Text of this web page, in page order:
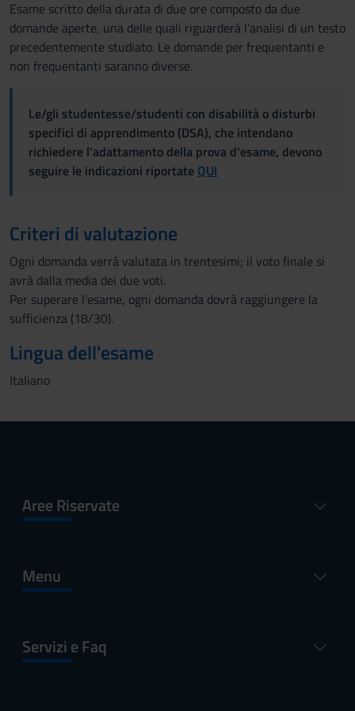
Esame scritto della durata di due ore composto da due
domande aperte, una delle quali riguarderà l’analisi di un testo
precedentemente studiato. Le domande per frequentanti e
non frequentanti saranno diverse.
Le/gli studentesse/studenti con disabilità o disturbi
specifici di apprendimento (DSA), che intendano
richiedere l'adattamento della prova d'esame, devono
seguire le indicazioni riportate QUI
Criteri di valutazione
Ogni domanda verrà valutata in trentesimi; il voto finale si
avrà dalla media dei due voti.
Per superare l’esame, ogni domanda dovrà raggiungere la
sufficienza (18/30).
Lingua dell'esame
Italiano
Aree Riservate
Menu
Servizi e Faq